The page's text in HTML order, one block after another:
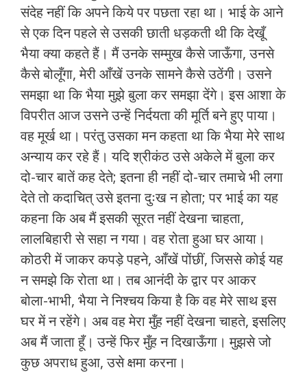
संदेह नहीं कि अपने किये पर पछता रहा था। भाई के आने
से एक दिन पहले से उसकी छाती धड़कती थी कि देखूँ
भैया क्या कहते हैं। मैं उनके सम्मुख कैसे जाऊँगा, उनसे
कैसे बोलूँगा, मेरी आँखें उनके सामने कैसे उठेंगी। उसने
समझा था कि भैया मुझे बुला कर समझा देंगे। इस आशा के
विपरीत आज उसने उन्हें निर्दयता की मूर्ति बने हुए पाया।
वह मूर्ख था। परंतु उसका मन कहता था कि भैया मेरे साथ
अन्याय कर रहे हैं। यदि श्रीकंठ उसे अकेले में बुला कर
दो-चार बातें कह देते; इतना ही नहीं दो-चार तमाचे भी लगा
देते तो कदाचित् उसे इतना दुःख न होता; पर भाई का यह
कहना कि अब मैं इसकी सूरत नहीं देखना चाहता,
लालबिहारी से सहा न गया। वह रोता हुआ घर आया।
कोठरी में जाकर कपड़े पहने, आँखें पोंछीं, जिससे कोई यह
न समझे कि रोता था। तब आनंदी के द्वार पर आकर
बोला-भाभी, भैया ने निश्चय किया है कि वह मेरे साथ इस
घर में न रहेंगे। अब वह मेरा मुँह नहीं देखना चाहते, इसलिए
अब मैं जाता हूँ। उन्हें फिर मुँह न दिखाऊँगा। मुझसे जो
कुछ अपराध हुआ, उसे क्षमा करना।